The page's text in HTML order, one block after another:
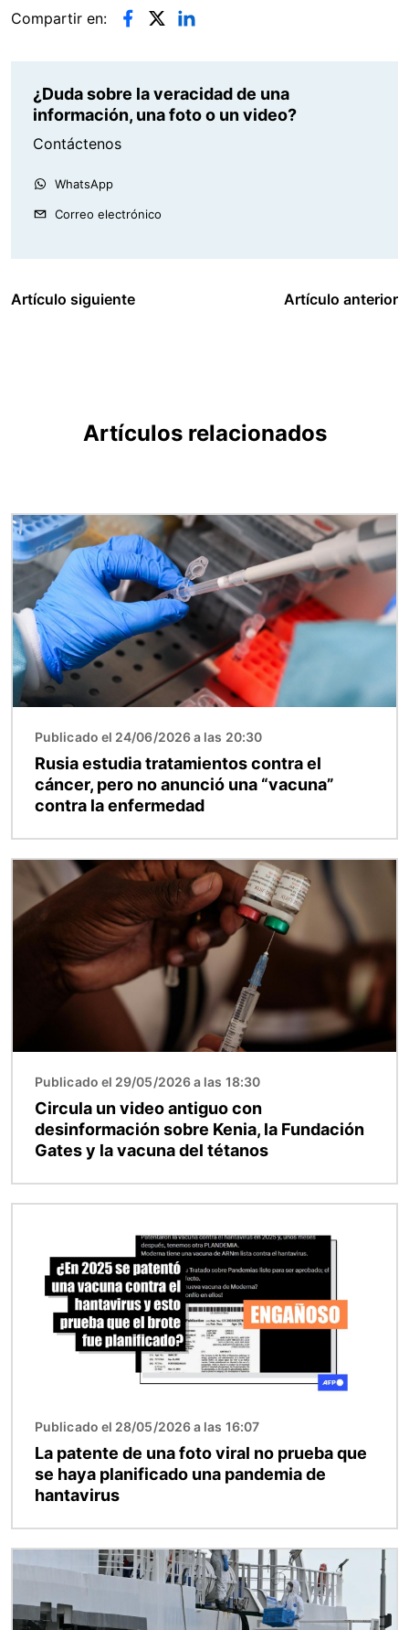
Compartir en:
¿Duda sobre la veracidad de una
información, una foto o un video?
Contáctenos
WhatsApp
Correo electrónico
Artículo siguiente Artículo anterior
Artículos relacionados
Imagen
Publicado el 24/06/2026 a las 20:30
Rusia estudia tratamientos contra el
cáncer, pero no anunció una “vacuna”
contra la enfermedad
Imagen
Publicado el 29/05/2026 a las 18:30
Circula un video antiguo con
desinformación sobre Kenia, la Fundación
Gates y la vacuna del tétanos
Publicado el 28/05/2026 a las 16:07
La patente de una foto viral no prueba que
se haya planificado una pandemia de
hantavirus
Imagen